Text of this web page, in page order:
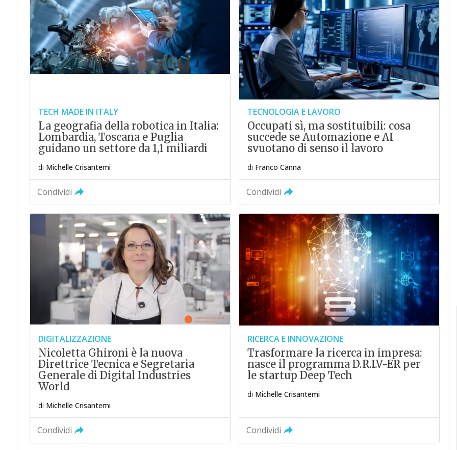
TECH MADE IN ITALY
La geografia della robotica in Italia:
Lombardia, Toscana e Puglia
guidano un settore da 1,1 miliardi
di Michelle Crisantemi
Condividi
TECNOLOGIA E LAVORO
Occupati sì, ma sostituibili: cosa
succede se Automazione e AI
svuotano di senso il lavoro
di Franco Canna
Condividi
DIGITALIZZAZIONE
Nicoletta Ghironi è la nuova
Direttrice Tecnica e Segretaria
Generale di Digital Industries
World
di Michelle Crisantemi
Condividi
RICERCA E INNOVAZIONE
Trasformare la ricerca in impresa:
nasce il programma D.R.I.V-ER per
le startup Deep Tech
di Michelle Crisantemi
Condividi